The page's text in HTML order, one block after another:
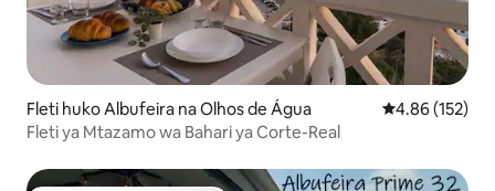
Fleti huko Albufeira na Olhos de Água Ukadiriaji wa
4.86 (152)
Fleti ya Mtazamo wa Bahari ya Corte-Real